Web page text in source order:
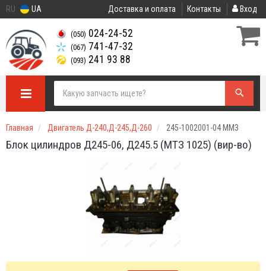
RU UA Доставка и оплата Контакты Вход
(050) 024-24-52
(067) 741-47-32
(093) 241 93 88
Главная Двигатель Д-240,Д-245,Д-260 245-1002001-04 ММЗ
Блок цилиндров Д245-06, Д245.5 (МТЗ 1025) (вир-во)